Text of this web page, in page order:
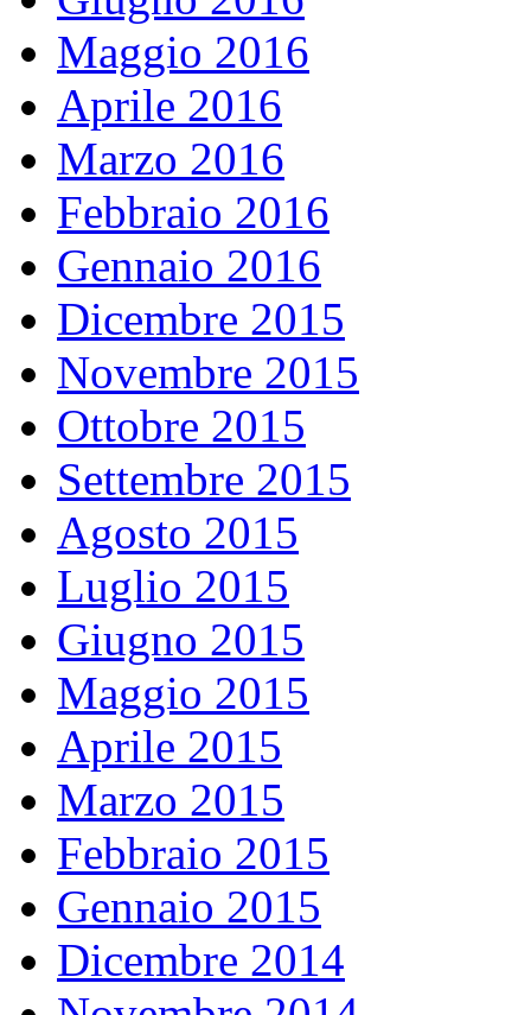
Maggio 2016
Aprile 2016
Marzo 2016
Febbraio 2016
Gennaio 2016
Dicembre 2015
Novembre 2015
Ottobre 2015
Settembre 2015
Agosto 2015
Luglio 2015
Giugno 2015
Maggio 2015
Aprile 2015
Marzo 2015
Febbraio 2015
Gennaio 2015
Dicembre 2014